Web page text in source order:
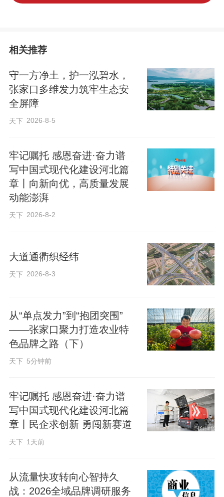
相关推荐
守一方净土，护一泓碧水，
张家口多维发力筑牢生态安
全屏障
天下 2026-8-5
牢记嘱托 感恩奋进·奋力谱
写中国式现代化建设河北篇
章丨向新向优，高质量发展
动能澎湃
天下 2026-8-2
大道通衢织经纬
天下 2026-8-3
从“单点发力”到“抱团突围”
——张家口聚力打造农业特
色品牌之路（下）
天下 5分钟前
牢记嘱托 感恩奋进·奋力谱
写中国式现代化建设河北篇
章丨民企求创新 勇闯新赛道
天下 1天前
从流量快攻转向心智持久
战：2026全域品牌调研服务